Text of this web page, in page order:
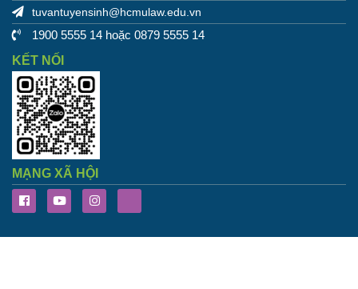
tuvantuyensinh@hcmulaw.edu.vn
1900 5555 14 hoặc 0879 5555 14
KẾT NỐI
MẠNG XÃ HỘI